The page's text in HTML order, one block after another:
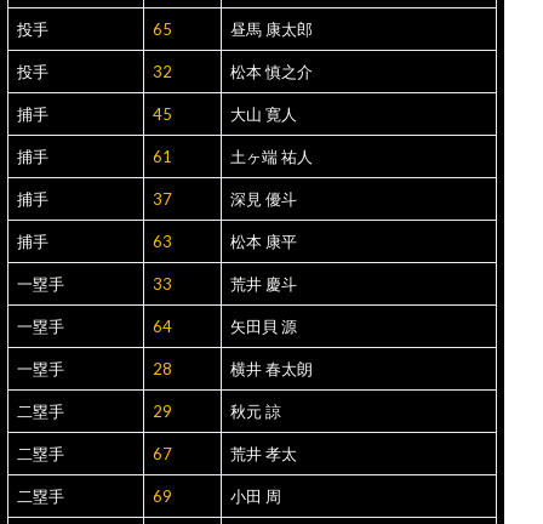
投手 65 昼馬 康太郎
投手 32 松本 慎之介
捕手 45 大山 寛人
捕手 61 土ヶ端 祐人
捕手 37 深見 優斗
捕手 63 松本 康平
一塁手 33 荒井 慶斗
一塁手 64 矢田貝 源
一塁手 28 横井 春太朗
二塁手 29 秋元 諒
二塁手 67 荒井 孝太
二塁手 69 小田 周